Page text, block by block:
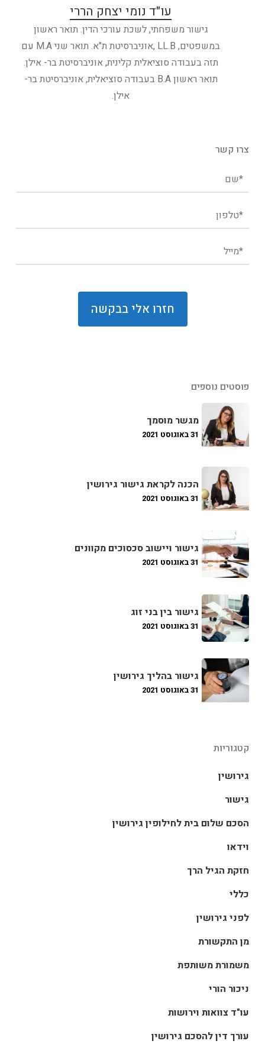
עו"ד נומי יצחק הררי
גישור משפחתי, לשכת עורכי הדין. תואר ראשון
במשפטים, LL.B ,אוניברסיטת ת"א. תואר שני M.A עם
תזה בעבודה סוציאלית קלינית, אוניברסיטת בר- אילן.
תואר ראשון B.A בעבודה סוציאלית, אוניברסיטת בר-
אילן.
צרו קשר
פוסטים נוספים
מגשר מוסמך
31 באוגוסט 2021
הכנה לקראת גישור גירושין
31 באוגוסט 2021
גישור ויישוב סכסוכים מקוונים
31 באוגוסט 2021
גישור בין בני זוג
31 באוגוסט 2021
גישור בהליך גירושין
31 באוגוסט 2021
קטגוריות
גירושין
גישור
הסכם שלום בית לחילופין גירושין
וידאו
חזקת הגיל הרך
כללי
לפני גירושין
מן התקשורת
משמורת משותפת
ניכור הורי
עו"ד צוואות וירושות
עורך דין להסכם גירושין